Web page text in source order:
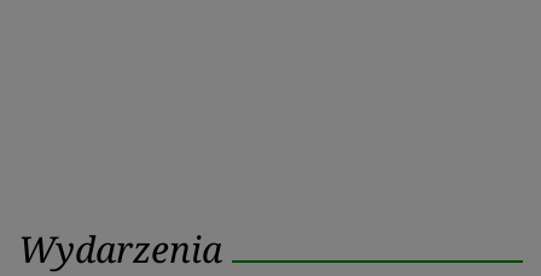
Wydarzenia